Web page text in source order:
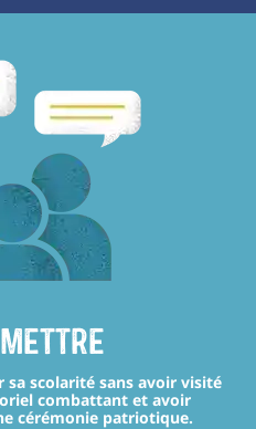
scolarité sans avoir visité
combattant et avoir
cérémonie patriotique.